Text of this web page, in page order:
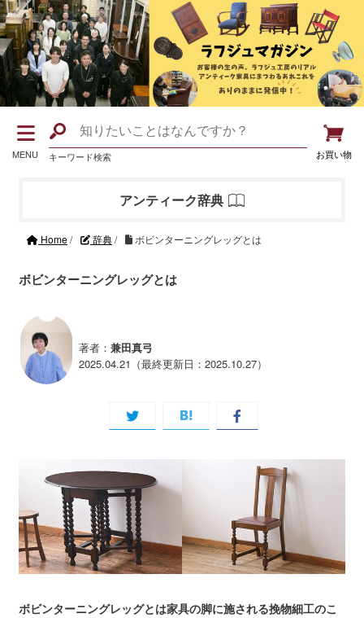
お買い物
MENU キーワード検索
アンティーク辞典
Home/ 辞典/ ボビンターニングレッグとは
ボビンターニングレッグとは
著者： 兼田真弓
2025.04.21（最終更新日：2025.10.27）
ボビンターニングレッグとは家具の脚に施される挽物細工のこ